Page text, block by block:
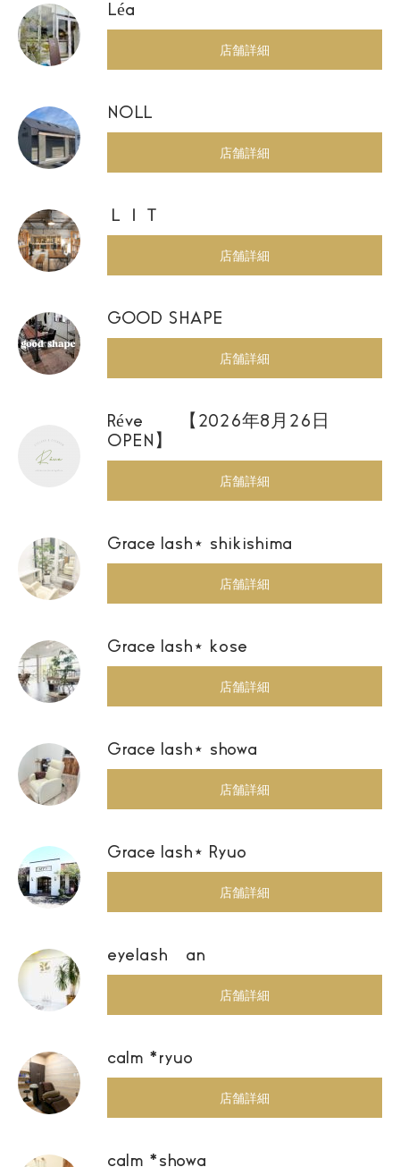
Léa
店舗詳細
NOLL
店舗詳細
ＬＩＴ
店舗詳細
GOOD SHAPE
店舗詳細
Réve 【2026年8月26日
OPEN】
店舗詳細
Grace lash⋆ shikishima
店舗詳細
Grace lash⋆ kose
店舗詳細
Grace lash⋆ showa
店舗詳細
Grace lash⋆ Ryuo
店舗詳細
eyelash an
店舗詳細
calm *ryuo
店舗詳細
calm *showa